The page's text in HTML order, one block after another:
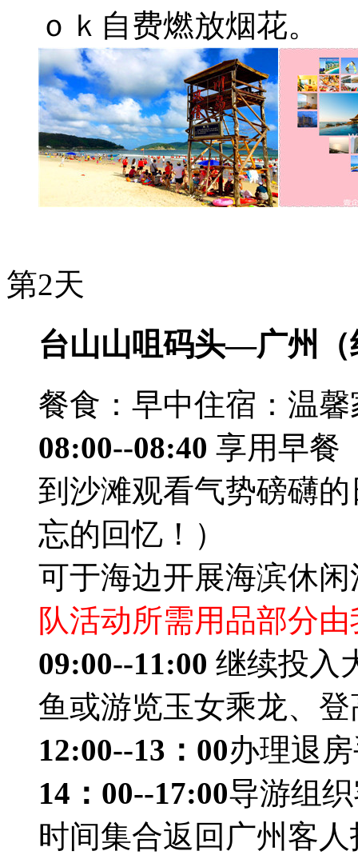
ｏｋ自费燃放烟花。
第2天
台山山咀码头—广州（
餐食：早中住宿：温馨
08:00--08:40 享用早餐
到沙滩观看气势磅礴
忘的回忆！）
可于海边开展海滨休闲
队活动所需用品部分
09:00--11:00 继续投入
鱼或游览玉女乘龙、
12:00--13：00办理退
14：00--17:00导游组
时间集合返回广州客